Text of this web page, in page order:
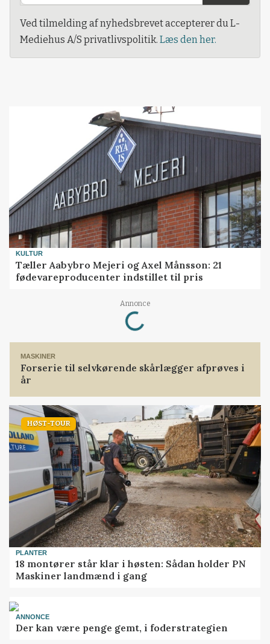
Ved tilmelding af nyhedsbrevet accepterer du L-
Mediehus A/S privatlivspolitik. Læs den her.
KULTUR
Tæller Aabybro Mejeri og Axel Månsson: 21
fødevareproducenter indstillet til pris
Annonce
Loading...
MASKINER
Forserie til selvkørende skårlægger afprøves i
år
HØST-TOUR
PLANTER
18 montører står klar i høsten: Sådan holder PN
Maskiner landmænd i gang
ANNONCE
Der kan være penge gemt, i foderstrategien